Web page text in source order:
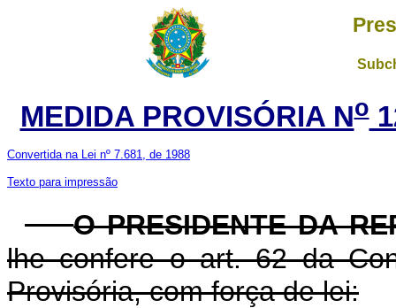
MEDIDA PROVISÓRIA No
Convertida na Lei nº 7.681, de 1988
Texto para impressão
O PRESIDENTE DA
lhe confere o art. 62 da
Provisória, com força de lei: